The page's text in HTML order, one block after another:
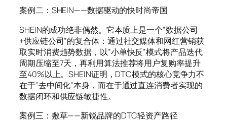
案例二：SHEIN——数据驱动的快时尚帝国
SHEIN的成功绝非偶然。它本质上是一个”数据公司
+供应链公司”的复合体：通过社交媒体和网红营销获
取实时消费趋势数据，以”小单快反”模式将产品迭代
周期压缩至7天，再利用算法推荐将用户复购率提升
至40%以上。SHEIN证明，DTC模式的核心竞争力不
在于”去中间化”本身，而在于通过直连消费者实现的
数据闭环和供应链敏捷性。
案例三：敷草——新锐品牌的DTC轻资产路径